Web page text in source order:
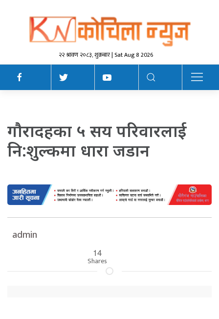
२२ श्रावण २०८३, शुक्रबार | Sat Aug 8 2026
गाैरादहका ५ सय परिवारलाई
नि:शुल्कमा धारा जडान
admin
14
Shares